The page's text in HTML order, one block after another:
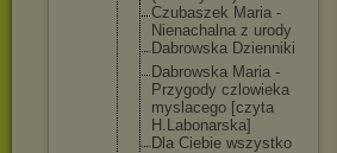
Czubaszek Maria -
Nienachalna z urody
Dabrowska Dzienniki
Dabrowska Maria -
Przygody czlowieka
myslacego [czyta
H.Labonarska]
Dla Ciebie wszystko